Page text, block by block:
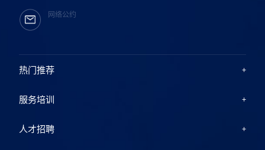
热门推荐
服务培训
人才招聘
网络公约